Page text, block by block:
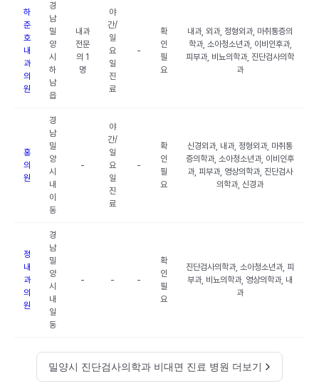
하
준
호
내
과
의
원
경
남
밀
양
시
하
남
읍
내과
전문
의 1
명
야
간/
일
요
일
진
료
-
확
인
필
요
내과, 외과, 정형외과, 마취통증의
학과, 소아청소년과, 이비인후과,
피부과, 비뇨의학과, 진단검사의학
과
홍
의
원
경
남
밀
양
시
내
이
동
-
야
간/
일
요
일
진
료
-
확
인
필
요
신경외과, 내과, 정형외과, 마취통
증의학과, 소아청소년과, 이비인후
과, 피부과, 영상의학과, 진단검사
의학과, 신경과
정
내
과
의
원
경
남
밀
양
시
내
일
동
- - -
확
인
필
요
진단검사의학과, 소아청소년과, 피
부과, 비뇨의학과, 영상의학과, 내
과
밀양시 진단검사의학과 비대면 진료 병원 더보기